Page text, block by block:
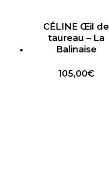
CÉLINE Œil de
taureau – La
Balinaise
105,00€